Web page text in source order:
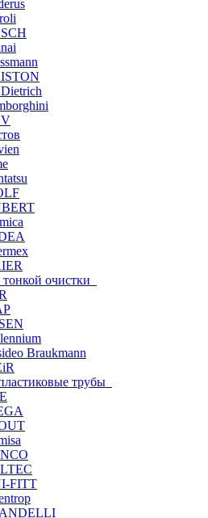
очистки
Braukmann
трубы
FITT